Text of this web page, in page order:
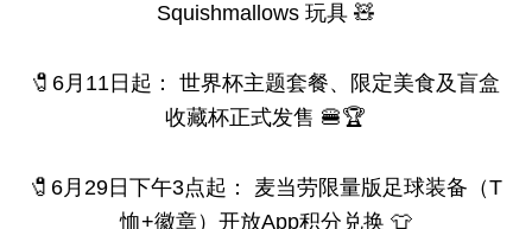
Squishmallows 玩具 🧸
🧷6月11日起： 世界杯主题套餐、限定美食及盲盒
收藏杯正式发售 🍔🏆
🧷6月29日下午3点起： 麦当劳限量版足球装备（T
恤+徽章）开放App积分兑换 👕